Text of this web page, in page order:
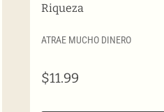
Riqueza
ATRAE MUCHO DINERO
$11.99